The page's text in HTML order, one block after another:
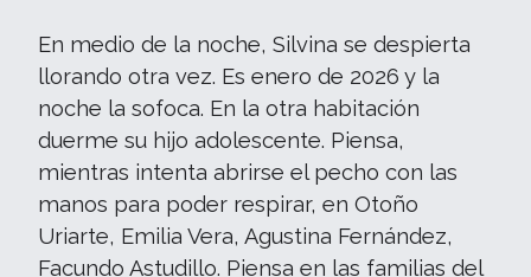
En medio de la noche, Silvina se despierta
llorando otra vez. Es enero de 2026 y la
noche la sofoca. En la otra habitación
duerme su hijo adolescente. Piensa,
mientras intenta abrirse el pecho con las
manos para poder respirar, en Otoño
Uriarte, Emilia Vera, Agustina Fernández,
Facundo Astudillo. Piensa en las familias del